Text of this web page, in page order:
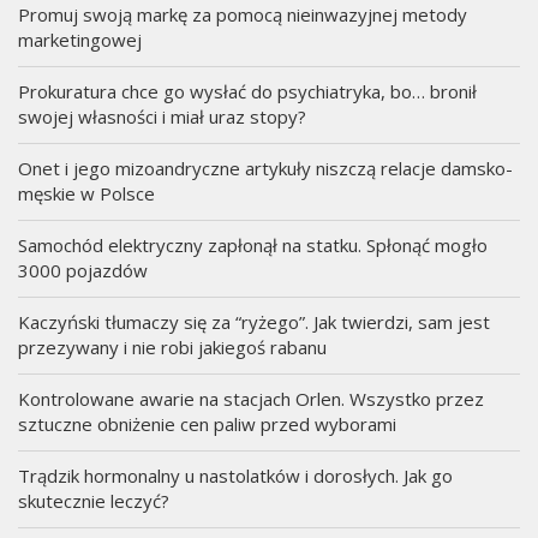
Promuj swoją markę za pomocą nieinwazyjnej metody
marketingowej
Prokuratura chce go wysłać do psychiatryka, bo… bronił
swojej własności i miał uraz stopy?
Onet i jego mizoandryczne artykuły niszczą relacje damsko-
męskie w Polsce
Samochód elektryczny zapłonął na statku. Spłonąć mogło
3000 pojazdów
Kaczyński tłumaczy się za “ryżego”. Jak twierdzi, sam jest
przezywany i nie robi jakiegoś rabanu
Kontrolowane awarie na stacjach Orlen. Wszystko przez
sztuczne obniżenie cen paliw przed wyborami
Trądzik hormonalny u nastolatków i dorosłych. Jak go
skutecznie leczyć?